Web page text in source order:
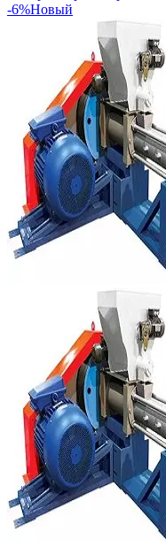
-6%Новый